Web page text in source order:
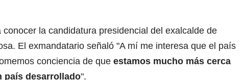
la candidatura presidencial del exalcalde de
El exmandatario señaló "A mí me interesa que el país
conciencia de que estamos mucho más cerca
país desarrollado".